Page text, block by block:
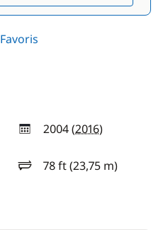
Favoris
2004 (2016)
année
78 ft (23,75 m)
longueur